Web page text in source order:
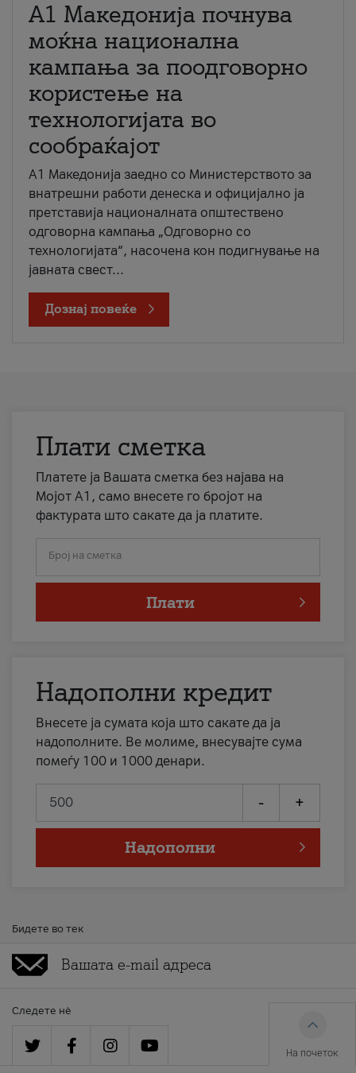
A1 Македонија почнува
моќна национална
кампања за поодговорно
користење на
технологијата во
сообраќајот
A1 Македонија заедно со Министерството за
внатрешни работи денеска и официјално ја
претставија националната општествено
одговорна кампања „Одговорно со
технологијата“, насочена кон подигнување на
јавната свест...
Дознај повеќе
Плати сметка
Платете ја Вашата сметка без најава на
Мојот А1, само внесете го бројот на
фактурата што сакате да ја платите.
Број на сметка
Плати
Надополни кредит
Внесете ја сумата која што сакате да ја
надополните. Ве молиме, внесувајте сума
помеѓу 100 и 1000 денари.
- +
Надополни
Бидете во тек
Следете нè
На почеток